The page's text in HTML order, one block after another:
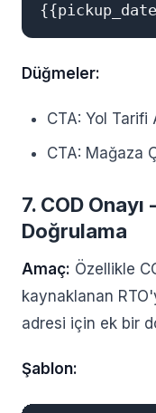
Düğmeler:
CTA: Yol Tarifi
CTA: Mağaza
7. COD
Doğrulama
Amaç: Özellikle
kaynaklanan
adresi için ek bir
Şablon: